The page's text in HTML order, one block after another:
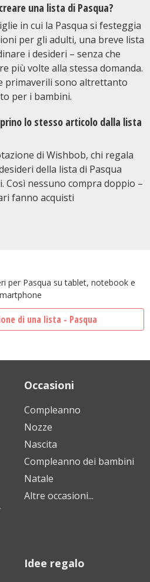
una lista di Pasqua?
in cui la Pasqua si festeggia
per gli adulti, una breve lista
i desideri – senza che
più volte alla stessa domanda.
primaverili sono altrettanto
per i bambini.
lo stesso articolo dalla lista
di Wishbob, chi regala
della lista di Pasqua
Così nessuno compra doppio –
fanno acquisti
per Pasqua su tablet, notebook e
di una lista - Pasqua
Occasioni
Compleanno
Nozze
Nascita
Compleanno dei bambini
Natale
Altre occasioni...
Idee regalo